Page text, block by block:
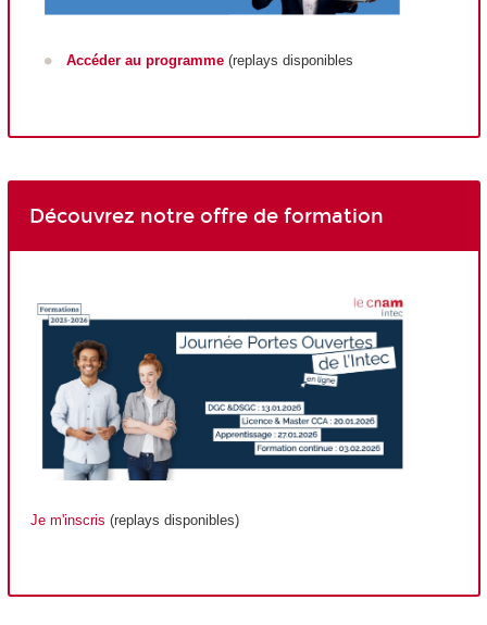
Accéder au programme(replays disponibles
Découvrez notre offre de formation
Je m'inscris (replays disponibles)